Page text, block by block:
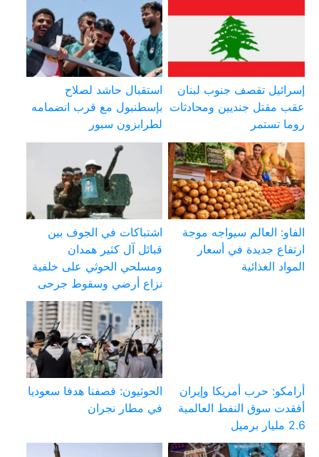
إسرائيل تقصف جنوب لبنان
عقب مقتل جنديين ومحادثات
روما تستمر
استقبال حاشد لصلاح
بإسطنبول مع قرب انضمامه
لطرابزون سبور
الفاو: العالم سيواجه موجة
ارتفاع جديدة في أسعار
المواد الغذائية
اشتباكات في الجوف بين
قبائل آل كثير همدان
ومسلحي الحوثي على خلفية
نزاع أرضي وسقوط جرحى
أرامكو: حرب أمريكا وإيران
أفقدت سوق النفط العالمية
2.6 مليار برميل
الحوثيون: قصفنا هدفا سعوديا
في مطار نجران